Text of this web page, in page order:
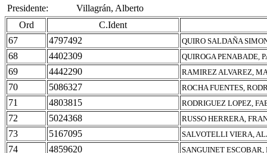
Presidente:
Villagrán, Alberto
Ord
C.Ident
67
4797492 QUIRO SALDAÑA
68 4402309 QUIROGA PENABADE,
69 4442290 RAMIREZ ALVAREZ,
70 5086327 ROCHA FUENTES,
71 4803815 RODRIGUEZ LOPEZ,
72 5024368 RUSSO HERRERA,
73 5167095 SALVOTELLI VIERA,
74 4859620 SANGUINET ESCOBAR,